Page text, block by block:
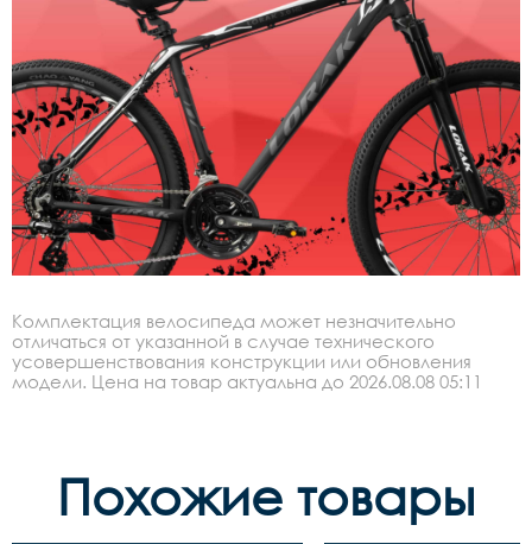
Комплектация велосипеда может незначительно
отличаться от указанной в случае технического
усовершенствования конструкции или обновления
модели. Цена на товар актуальна до 2026.08.08 05:11
Похожие товары